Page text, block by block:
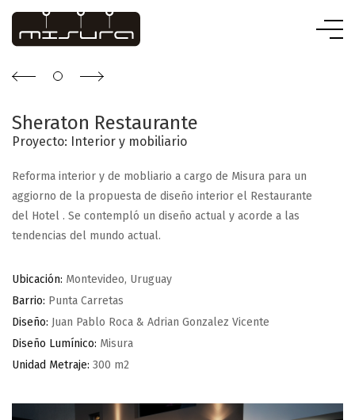
Sheraton Restaurante
Proyecto: Interior y mobiliario
Reforma interior y de mobliario a cargo de Misura para un
aggiorno de la propuesta de diseño interior el Restaurante
del Hotel . Se contempló un diseño actual y acorde a las
tendencias del mundo actual.
Ubicación: Montevideo, Uruguay
Barrio: Punta Carretas
Diseño: Juan Pablo Roca & Adrian Gonzalez Vicente
Diseño Lumínico: Misura
Unidad Metraje: 300 m2